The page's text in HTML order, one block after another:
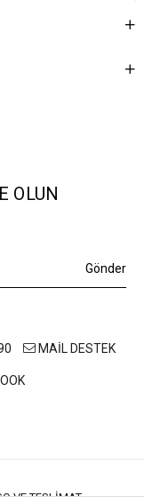
OLUN
Gönder
MAİL DESTEK
VE TESLIMAT